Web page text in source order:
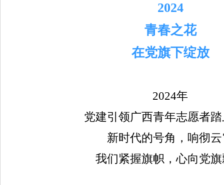
2024
青春之花
在党旗下绽放
2024年
党建引领广西青年志愿者
新时代的号角，响彻
我们紧握旗帜，心向党